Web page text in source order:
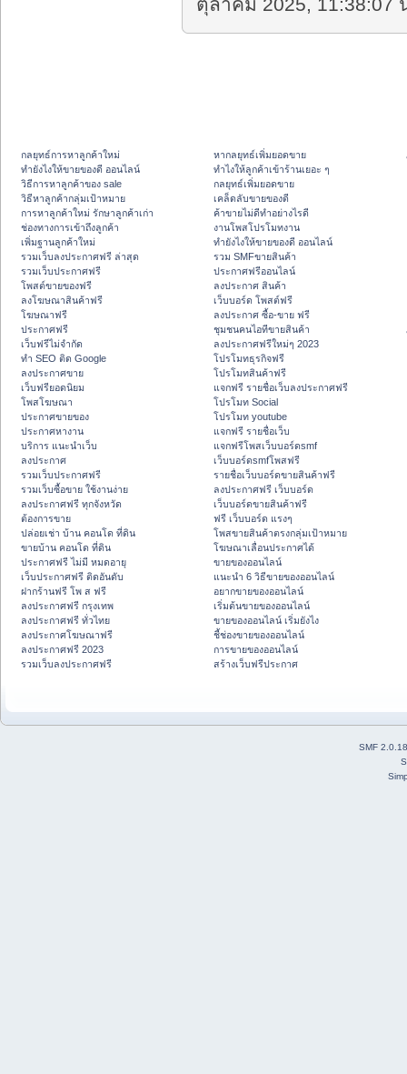
ตุลาคม 2025, 11:38:07
กลยุทธ์การหาลูกค้าใหม่
ทํายังไงให้ขายของดี ออนไลน์
วิธีการหาลูกค้าของ sale
วิธีหาลูกค้ากลุ่มเป้าหมาย
การหาลูกค้าใหม่ รักษาลูกค้าเก่า
ช่องทางการเข้าถึงลูกค้า
เพิ่มฐานลูกค้าใหม่
รวมเว็บลงประกาศฟรี ล่าสุด
รวมเว็บประกาศฟรี
โพสต์ขายของฟรี
ลงโฆษณาสินค้าฟรี
โฆษณาฟรี
ประกาศฟรี
เว็บฟรีไม่จำกัด
ทำ SEO ติด Google
ลงประกาศขาย
เว็บฟรียอดนิยม
โพสโฆษณา
ประกาศขายของ
ประกาศหางาน
บริการ แนะนำเว็บ
ลงประกาศ
รวมเว็บประกาศฟรี
รวมเว็บซื้อขาย ใช้งานง่าย
ลงประกาศฟรี ทุกจังหวัด
ต้องการขาย
ปล่อยเช่า บ้าน คอนโด ที่ดิน
ขายบ้าน คอนโด ที่ดิน
ประกาศฟรี ไม่มี หมดอายุ
เว็บประกาศฟรี ติดอันดับ
ฝากร้านฟรี โพ ส ฟรี
ลงประกาศฟรี กรุงเทพ
ลงประกาศฟรี ทั่วไทย
ลงประกาศโฆษณาฟรี
ลงประกาศฟรี 2023
รวมเว็บลงประกาศฟรี
หากลยุทธ์เพิ่มยอดขาย
ทําไงให้ลูกค้าเข้าร้านเยอะ ๆ
กลยุทธ์เพิ่มยอดขาย
เคล็ดลับขายของดี
ค้าขายไม่ดีทำอย่างไรดี
งานโพสโปรโมทงาน
ทํายังไงให้ขายของดี ออนไลน์
รวม SMFขายสินค้า
ประกาศฟรีออนไลน์
ลงประกาศ สินค้า
เว็บบอร์ด โพสต์ฟรี
ลงประกาศ ซื้อ-ขาย ฟรี
ชุมชนคนไอทีขายสินค้า
ลงประกาศฟรีใหม่ๆ 2023
โปรโมทธุรกิจฟรี
โปรโมทสินค้าฟรี
แจกฟรี รายชื่อเว็บลงประกาศฟรี
โปรโมท Social
โปรโมท youtube
แจกฟรี รายชื่อเว็บ
แจกฟรีโพสเว็บบอร์ดsmf
เว็บบอร์ดsmfโพสฟรี
รายชื่อเว็บบอร์ดขายสินค้าฟรี
ลงประกาศฟรี เว็บบอร์ด
เว็บบอร์ดขายสินค้าฟรี
ฟรี เว็บบอร์ด แรงๆ
โพสขายสินค้าตรงกลุ่มเป้าหมาย
โฆษณาเลื่อนประกาศได้
ขายของออนไลน์
แนะนำ 6 วิธีขายของออนไลน์
อยากขายของออนไลน์
เริ่มต้นขายของออนไลน์
ขายของออนไลน์ เริ่มยังไง
ชี้ช่องขายของออนไลน์
การขายของออนไลน์
สร้างเว็บฟรีประกาศ
SMF 2.0.18